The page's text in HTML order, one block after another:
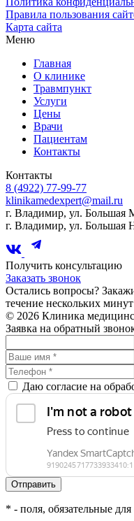
Правила пользования
Карта сайта
Меню
Главная
О клинике
Травмпункт
Услуги
Цены
Врачи
Пациентам
Контакты
Контакты
8 (4922) 77-99-77
klinikamedexpert@mail.ru
г. Владимир, ул. Большая
г. Владимир, ул. Большая
Получить консультацию
Заказать звонок
Остались вопросы?
течение нескольких минут
© 2026 Клиника
Заявка на обратный
Даю согласие на
* - поля, обязательные